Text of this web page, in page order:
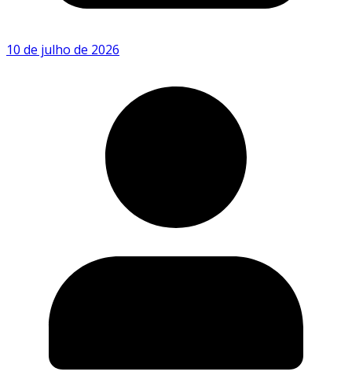
10 de julho de 2026